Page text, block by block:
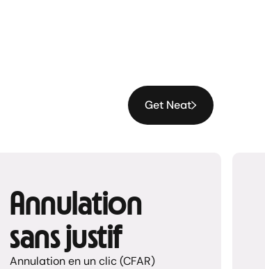
Get Neat
Annulation
sans justif
Annulation en un clic (CFAR)